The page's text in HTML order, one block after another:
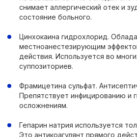
снимает аллергический отек и
состояние больного.
Цинхокаина гидрохлорид.
местноанестезирующим
действия. Используется во
суппозиториев.
Фрамицетина сульфат.
Препятствует инфицированию и
осложнениям.
Гепарин натрия используется
Это антикоагулянт прямого